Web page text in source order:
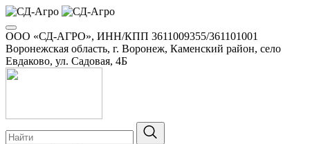
ООО «СД-АГРО», ИНН/КПП 3611009355/361101001
Воронежская область, г. Воронеж, Каменский район, село
Евдаково, ул. Садовая, 4Б